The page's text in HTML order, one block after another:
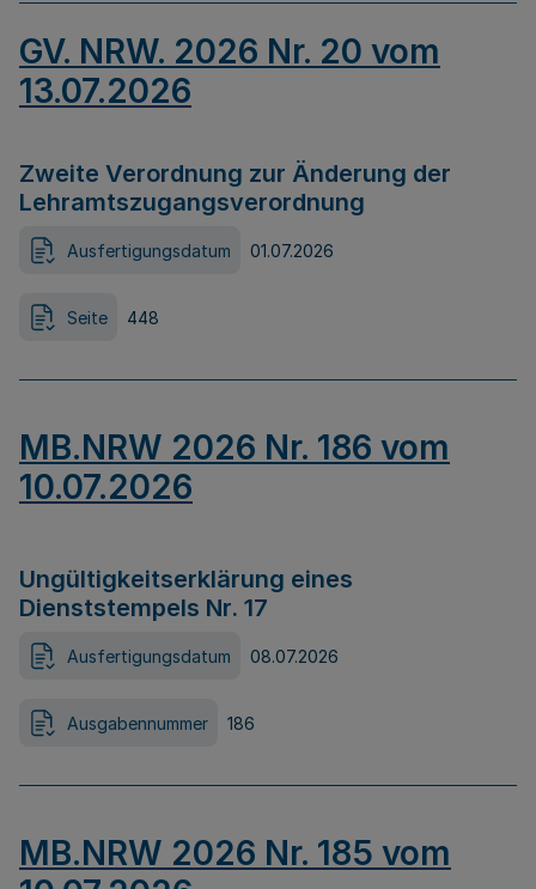
GV. NRW. 2026 Nr. 20 vom
13.07.2026
Zweite Verordnung zur Änderung der
Lehramtszugangsverordnung
Ausfertigungsdatum 01.07.2026
Seite 448
MB.NRW 2026 Nr. 186 vom
10.07.2026
Ungültigkeitserklärung eines
Dienststempels Nr. 17
Ausfertigungsdatum 08.07.2026
Ausgabennummer 186
MB.NRW 2026 Nr. 185 vom